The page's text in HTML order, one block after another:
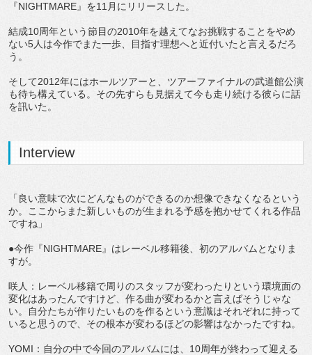
『NIGHTMARE』を11月にリリースした。
結成10周年という節目の2010年を越えてなお挑戦することをやめ
ない5人は今作でまた一歩、目指す理想へと近付いたと言えるだろ
う。
そして2012年にはホールツアーと、ツアーファイナルの武道館公演
も待ち構えている。その先すらも見据えて今も走り続ける彼らに話
を訊いた。
Interview
「良い意味で次にどんなものができるのか想像できなくなるという
か。ここからまた新しいものが生まれる予感を抱かせてくれる作品
ですね」
●今作『NIGHTMARE』はレーベル移籍後、初のアルバムとなりま
すが。
咲人：レーベル移籍で周りのスタッフが変わったりという環境面の
変化はあったんですけど、作る曲が変わるかと言えばそうじゃな
い。自分たちが作りたいものを作るという意識はそれぞれに持って
いると思うので、その根本が変わるほどの影響はなかったですね。
YOMI：自分の中で今回のアルバムには、10周年が終わって迎える